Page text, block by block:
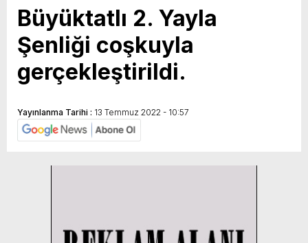
Büyüktatlı 2. Yayla
Şenliği coşkuyla
gerçekleştirildi.
Yayınlanma Tarihi : 13 Temmuz 2022 - 10:57